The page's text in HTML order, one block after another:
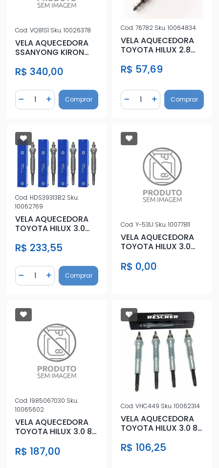
Cod.VQ81S1 Sku.10026378
VELA AQUECEDORA
SSANYONG KIRON
R$ 340,00
Diminuir Quantidade
Quantidade
Adicionar Quantidade
Comprar
Cod.76782 Sku.10064834
VELA AQUECEDORA
TOYOTA HILUX 2.8
R$ 57,69
Diminuir Quantidade
Quantidade
AdicionarComprar
Cod. HDS39313B2 Sku.
10062769
VELA AQUECEDORA
TOYOTA HILUX 3.0
R$ 233,55
Diminuir Quantidade
Quantidade
Adicionar Quantidade
Comprar
Cod.Y-531J Sku.10077811
VELA AQUECEDORA
TOYOTA HILUX 3.0
R$ 0,00
Cod.1985067030 Sku.
10065602
VELA AQUECEDORA
TOYOTA HILUX 3.0 8V
R$ 187,00
Cod.VHC449 Sku.10062314
VELA AQUECEDORA
TOYOTA HILUX 3.0 8V
R$ 106,25